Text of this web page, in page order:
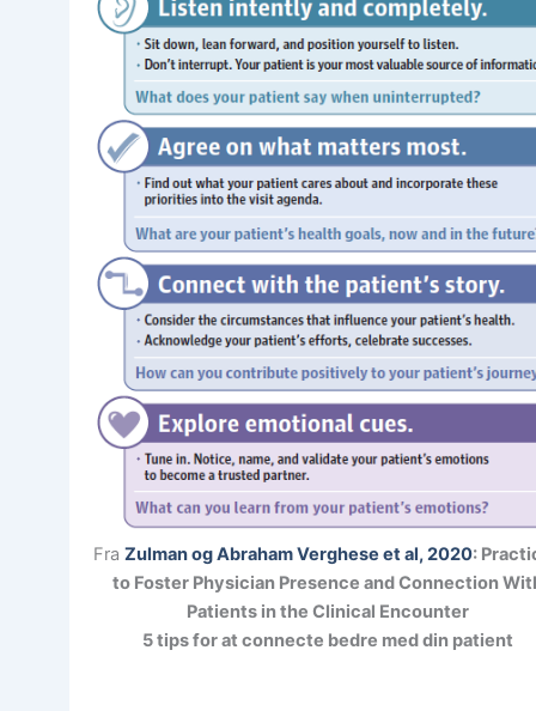
Fra Zulman og Abraham Verghese et al, 2020:
to Foster Physician Presence and Connection
Patients in the Clinical Encounter
5 tips for at connecte bedre med din patient